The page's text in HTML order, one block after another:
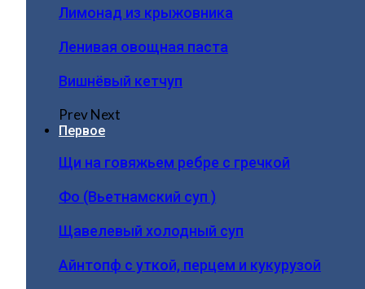
Лимонад из крыжовника
Ленивая овощная паста
Вишнёвый кетчуп
PrevNext
Первое
Щи на говяжьем ребре с гречкой
Фо (Вьетнамский суп )
Щавелевый холодный суп
Айнтопф с уткой, перцем и кукурузой